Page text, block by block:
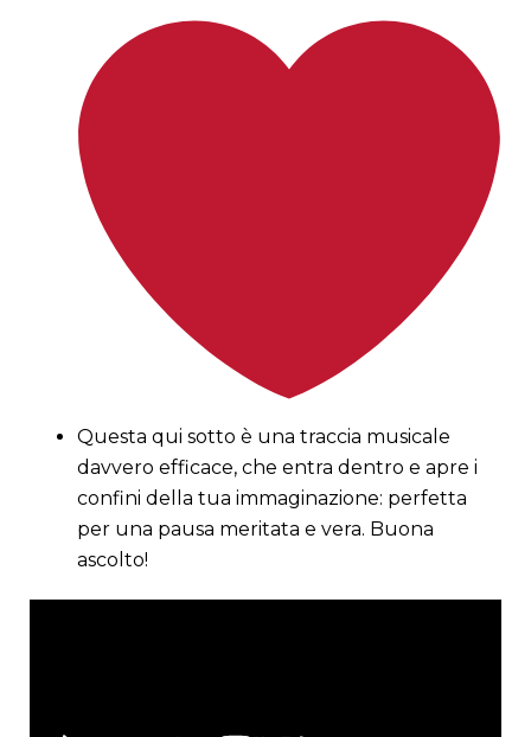
Questa qui sotto è una traccia musicale
davvero efficace, che entra dentro e apre i
confini della tua immaginazione: perfetta
per una pausa meritata e vera. Buona
ascolto!